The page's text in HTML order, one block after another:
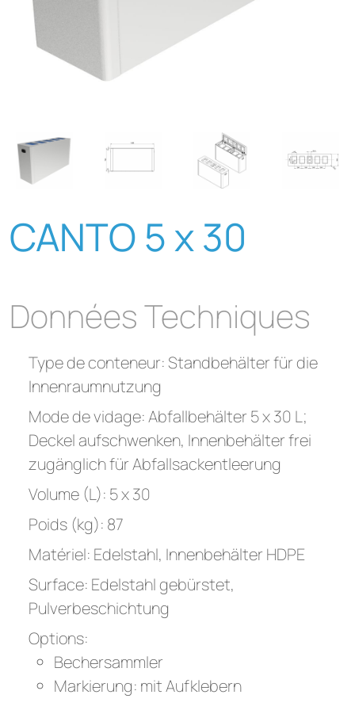
CANTO 5 x 30
Données Techniques
Type de conteneur: Standbehälter für die
Innenraumnutzung
Mode de vidage: Abfallbehälter 5 x 30 L;
Deckel aufschwenken, Innenbehälter frei
zugänglich für Abfallsackentleerung
Volume (L): 5 x 30
Poids (kg): 87
Matériel: Edelstahl, Innenbehälter HDPE
Surface: Edelstahl gebürstet,
Pulverbeschichtung
Options:
Bechersammler
Markierung: mit Aufklebern